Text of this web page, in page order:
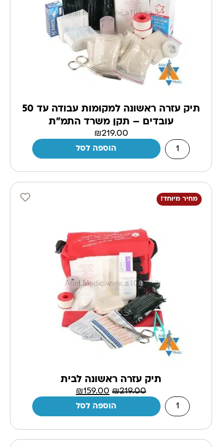
תיק עזרה ראשונה למקומות עבודה עד 50
עובדים – תקן משרד התמ"ת
₪219.00
הוספה לסל
מחיר מיוחד!
תיק עזרה ראשונה לבית
₪219.00
₪159.00
הוספה לסל